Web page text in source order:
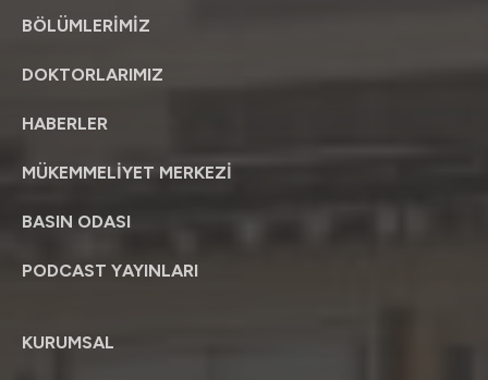
BÖLÜMLERİMİZ
DOKTORLARIMIZ
HABERLER
MÜKEMMELİYET MERKEZİ
BASIN ODASI
PODCAST YAYINLARI
KURUMSAL